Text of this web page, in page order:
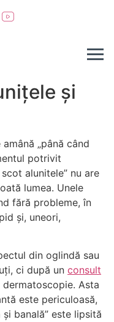
și
„până când
potrivit
alunitele” nu are
lumea. Unele
fără probleme, în
și, uneori,
din oglindă sau
ci după un consult
Asta
este periculoasă,
banală” este lipsită